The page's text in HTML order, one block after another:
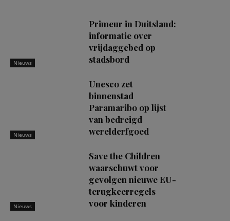
Nieuws
Primeur in Duitsland:
informatie over
vrijdaggebed op
stadsbord
Nieuws
Unesco zet
binnenstad
Paramaribo op lijst
van bedreigd
werelderfgoed
Nieuws
Save the Children
waarschuwt voor
gevolgen nieuwe EU-
terugkeerregels
voor kinderen